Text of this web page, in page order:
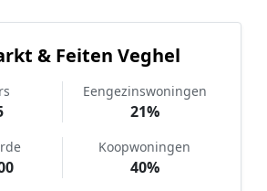
& Feiten Veghel
Eengezinswoningen
21%
Koopwoningen
40%